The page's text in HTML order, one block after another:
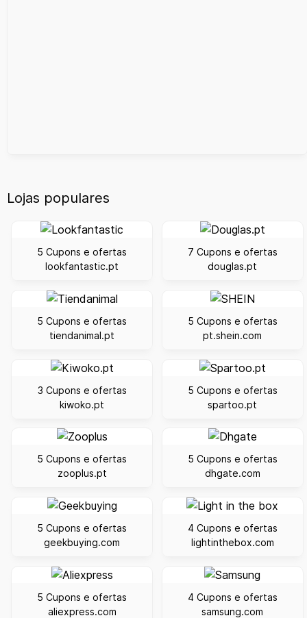
Lojas populares
5 Cupons e ofertas
lookfantastic.pt
7 Cupons e ofertas
douglas.pt
5 Cupons e ofertas
tiendanimal.pt
5 Cupons e ofertas
pt.shein.com
3 Cupons e ofertas
kiwoko.pt
5 Cupons e ofertas
spartoo.pt
5 Cupons e ofertas
zooplus.pt
5 Cupons e ofertas
dhgate.com
5 Cupons e ofertas
geekbuying.com
4 Cupons e ofertas
lightinthebox.com
5 Cupons e ofertas
aliexpress.com
4 Cupons e ofertas
samsung.com